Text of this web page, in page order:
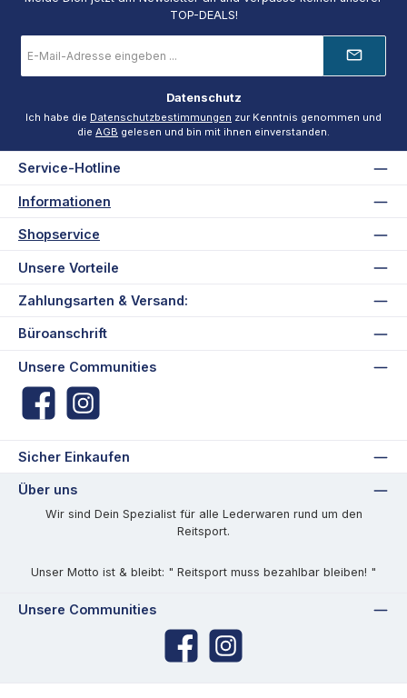
TOP-DEALS!
Mail-
Adresse
Datenschutz
Ich habe die Datenschutzbestimmungen zur Kenntnis genommen und
die AGB gelesen und bin mit ihnen einverstanden.
Service-Hotline
Informationen
Shopservice
Unsere Vorteile
Unsere Communities
FacebookInstagram
Zahlungsarten & Versand:
Büroanschrift
Sicher Einkaufen
Über uns
Wir sind Dein Spezialist für alle Lederwaren rund um den
Reitsport.
Unser Motto ist & bleibt: " Reitsport muss bezahlbar bleiben! "
Unsere Communities
FacebookInstagram